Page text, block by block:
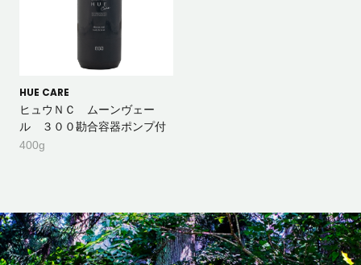
HUE CARE
ヒュウＮＣ ムーンヴェー
ル ３００勘合容器ポンプ付
400g